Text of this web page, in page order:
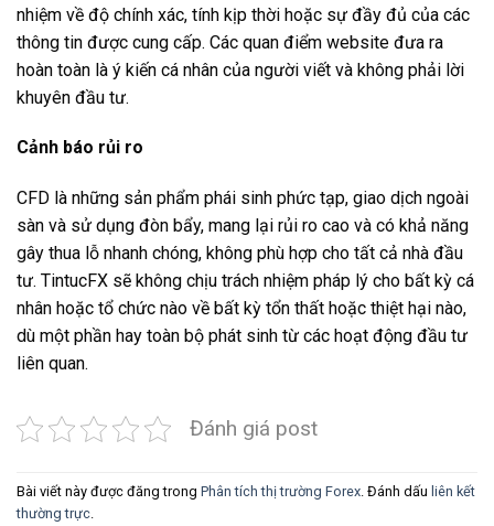
nhiệm về độ chính xác, tính kịp thời hoặc sự đầy đủ của các
thông tin được cung cấp. Các quan điểm website đưa ra
hoàn toàn là ý kiến cá nhân của người viết và không phải lời
khuyên đầu tư.
Cảnh báo rủi ro
CFD là những sản phẩm phái sinh phức tạp, giao dịch ngoài
sàn và sử dụng đòn bẩy, mang lại rủi ro cao và có khả năng
gây thua lỗ nhanh chóng, không phù hợp cho tất cả nhà đầu
tư. TintucFX sẽ không chịu trách nhiệm pháp lý cho bất kỳ cá
nhân hoặc tổ chức nào về bất kỳ tổn thất hoặc thiệt hại nào,
dù một phần hay toàn bộ phát sinh từ các hoạt động đầu tư
liên quan.
Đánh giá post
Bài viết này được đăng trong Phân tích thị trường Forex . Đánh dấu liên kết
thường trực